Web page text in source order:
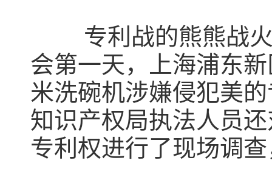
专利战的熊熊战
会第一天，上海浦东
米洗碗机涉嫌侵犯美
知识产权局执法人员
专利权进行了现场调